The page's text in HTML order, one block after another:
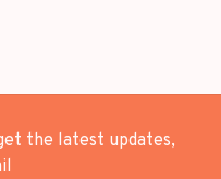
the latest updates,